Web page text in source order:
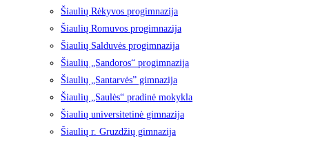
Šiaulių Rėkyvos progimnazija
Šiaulių Romuvos progimnazija
Šiaulių Salduvės progimnazija
Šiaulių „Sandoros“ progimnazija
Šiaulių „Santarvės” gimnazija
Šiaulių „Saulės“ pradinė mokykla
Šiaulių universitetinė gimnazija
Šiaulių r. Gruzdžių gimnazija